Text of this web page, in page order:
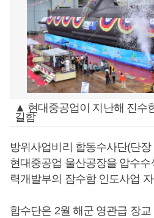
▲ 현대중공업이 지난해 진수
길함
방위사업비리 합동수사단(단
현대중공업 울산공장을 압수
력개발부의 잠수함 인도사업
합수단은 2월 해군 영관급 장